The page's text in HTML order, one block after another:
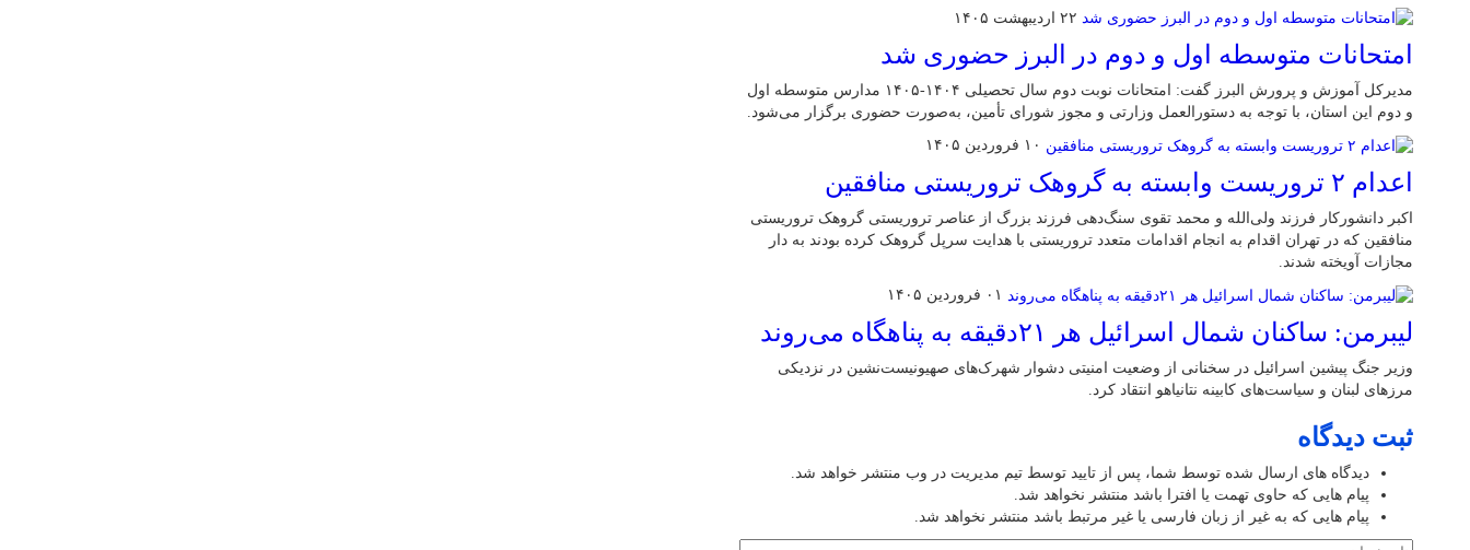
۲۲ اردیبهشت ۱۴۰۵
امتحانات متوسطه اول و دوم در البرز حضوری شد
مدیرکل آموزش و پرورش البرز گفت: امتحانات نوبت دوم سال تحصیلی ۱۴۰۴-۱۴۰۵ مدارس متوسطه اول
و دوم این استان، با توجه به دستورالعمل وزارتی و مجوز شورای تأمین، به‌صورت حضوری برگزار می‌شود.
۱۰ فروردین ۱۴۰۵
اعدام ۲ تروریست وابسته به گروهک تروریستی منافقین
اکبر دانشورکار فرزند ولی‌الله و محمد تقوی سنگ‌دهی فرزند بزرگ از عناصر تروریستی گروهک تروریستی
منافقین که در تهران اقدام به انجام اقدامات متعدد تروریستی با هدایت سرپل گروهک کرده بودند به دار
مجازات آویخته شدند.
۰۱ فروردین ۱۴۰۵
لیبرمن: ساکنان شمال اسرائیل هر ۲۱دقیقه به پناهگاه می‌روند
وزیر جنگ پیشین اسرائیل در سخنانی از وضعیت امنیتی دشوار شهرک‌های صهیونیست‌نشین در نزدیکی
مرزهای لبنان و سیاست‌های کابینه نتانیاهو انتقاد کرد.
ثبت دیدگاه
دیدگاه های ارسال شده توسط شما، پس از تایید توسط تیم مدیریت در وب منتشر خواهد شد.
پیام هایی که حاوی تهمت یا افترا باشد منتشر نخواهد شد.
پیام هایی که به غیر از زبان فارسی یا غیر مرتبط باشد منتشر نخواهد شد.